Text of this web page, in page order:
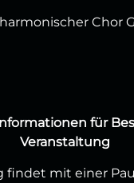
Chor
für
Veranstaltung
findet mit einer